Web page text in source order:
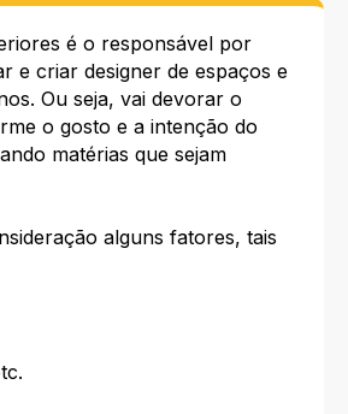
é o responsável por
e criar designer de espaços e
Ou seja, vai devorar o
o gosto e a intenção do
matérias que sejam
alguns fatores, tais